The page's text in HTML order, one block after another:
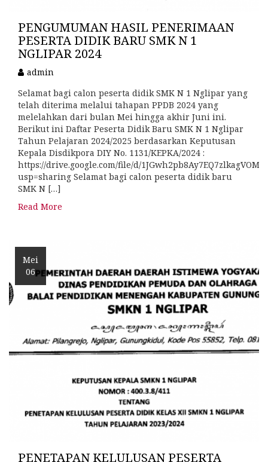
PENGUMUMAN HASIL PENERIMAAN
PESERTA DIDIK BARU SMK N 1
NGLIPAR 2024
admin
Selamat bagi calon peserta didik SMK N 1 Nglipar yang
telah diterima melalui tahapan PPDB 2024 yang
melelahkan dari bulan Mei hingga akhir Juni ini.
Berikut ini Daftar Peserta Didik Baru SMK N 1 Nglipar
Tahun Pelajaran 2024/2025 berdasarkan Keputusan
Kepala Disdikpora DIY No. 1131/KEPKA/2024 :
https://drive.google.com/file/d/
usp=sharing Selamat bagi calon peserta didik baru
SMK N […]
Read More
Mei
06
PENETAPAN KELULUSAN PESERTA